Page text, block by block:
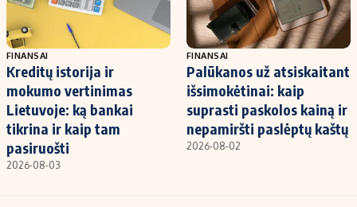
FINANSAI
Kreditų istorija ir
mokumo vertinimas
Lietuvoje: ką bankai
tikrina ir kaip tam
pasiruošti
2026-08-03
FINANSAI
Palūkanos už atsiskaitant
išsimokėtinai: kaip
suprasti paskolos kainą ir
nepamiršti paslėptų kaštų
2026-08-02